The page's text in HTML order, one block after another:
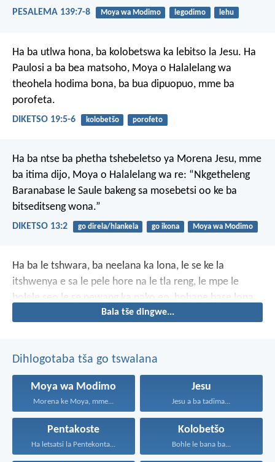
PESALEMA 139:7-8 Moya wa Modimo legodimo lehu
Ha ba utlwa hona, ba kolobetswa ka lebitso la Jesu. Ha
Paulosi a ba bea matsoho, Moya o Halalelang wa
theohela hodima bona, ba bua dipuopuo, mme ba
porofeta.
DIKETSO 19:5-6 kolobetšo porofeto
Ha ba ntse ba phetha tshebeletso ya Morena Jesu, mme
ba itima dijo, Moya o Halalelang wa re: “Nkgetheleng
Baranabase le Saule bakeng sa mosebetsi oo ke ba
bitseditseng wona.”
DIKETSO 13:2 go direla/hlankela go ikona Moya wa Modimo
Ha ba le tshwara, ba neelana ka lona, le se ke la
itshwenya e sa le pele hore na le tla reng, le mpe le
bolele seo le se newang ka nako eo, hobane hase lona
le tla bua, empa ke Moya o Halalelang.
Bala tše dingwe...
Dihlogotaba tša go tswalana
Moya wa Modimo
Morena ke Moya, mme...
Jesu
Jesu a ba tadima...
Pentakoste
Ha letsatsi la Pentekonta...
Kolobetšo
Bohle le bana ba...